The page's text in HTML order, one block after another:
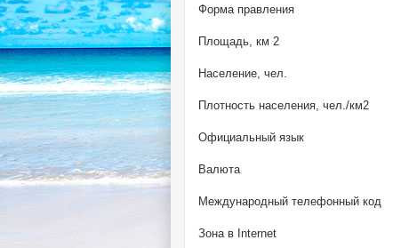
Форма правления
Площадь, км 2
Население, чел.
Плотность населения, чел./км2
Официальный язык
Валюта
Международный телефонный код
Зона в Internet